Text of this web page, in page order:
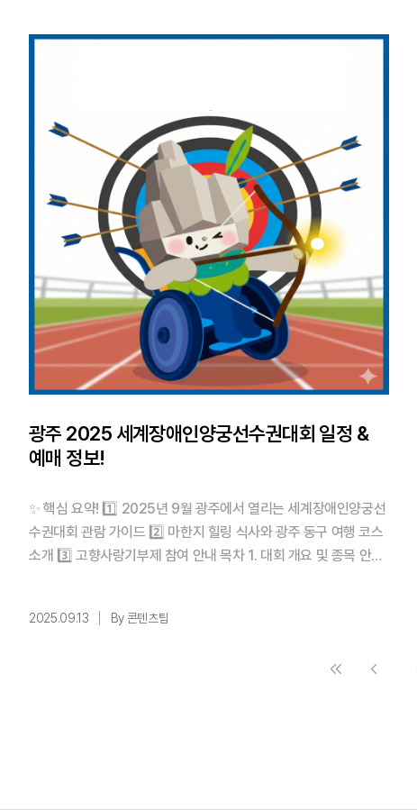
광주 2025 세계장애인양궁선수권대회 일정 &
예매 정보!
✨ 핵심 요약! 1️⃣ 2025년 9월 광주에서 열리는 세계장애인양궁선
수권대회 관람 가이드 2️⃣ 마한지 힐링 식사와 광주 동구 여행 코스
소개 3️⃣ 고향사랑기부제 참여 안내 목차 1. 대회 개요 및 종목 안내
인 지금,광주에서 세계양궁선수권대회가 한창이죠? 일반부 대회가
2025.09.13 By 콘텐츠팀